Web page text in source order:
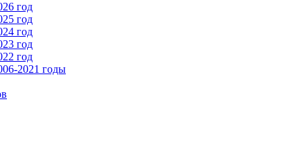
год
год
год
год
год
2021 годы